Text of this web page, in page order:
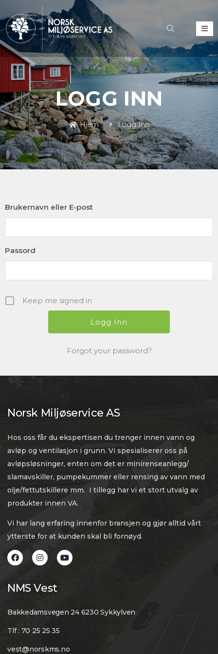
LOGG INN
Hjem Logg Inn
Brukernavn eller E-post
Passord
Keep me signed in
Forgot your password?
Norsk Miljøservice AS
Hos oss får du ekspertisen du trenger innen vann og
avløp og ventilasjon i grunn. Vi spesialiserer oss på
avløpsløsninger, enten om det er minirenseanlegg/
slamavskiller, pumpekummer eller rensing av vann med
olje/fettutskillere mm. I tillegg har vi et stort utvalg av
produkter innen VA.
Vi har lang erfaring innenfor bransjen og gjør alltid vårt
ytterste for at kunden skal bli fornøyd.
NMS Vest
Bakkedamsvegen 24 6230 Sykkylven
Tlf : 70 25 25 35
vest@norskms.no